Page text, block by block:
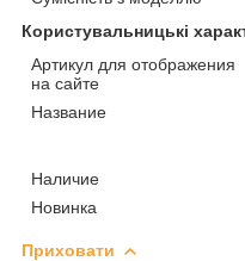
Користувальницькі
Артикул для отображения
на сайте
Название
Наличие
Новинка
Приховати